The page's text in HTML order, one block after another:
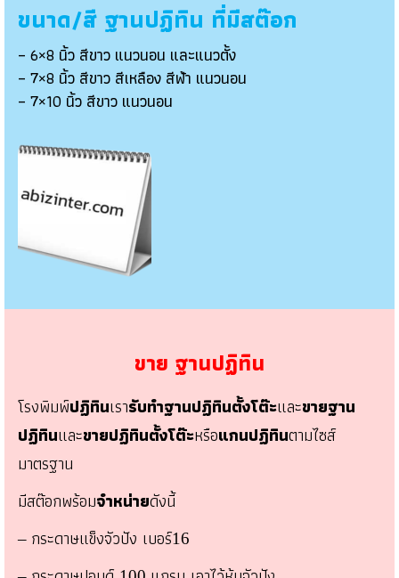
ขนาด/สี ฐานปฏิทิน ที่มีสต๊อก
– 6×8 นิ้ว สีขาว แนวนอน และแนวตั้ง
– 7×8 นิ้ว สีขาว สีเหลือง สีฟ้า แนวนอน
– 7×10 นิ้ว สีขาว แนวนอน
ขาย ฐานปฏิทิน
โรงพิมพ์ปฏิทินเรารับทำฐานปฏิทินตั้งโต๊ะและขายฐาน
ปฏิทินและขายปฏิทินตั้งโต๊ะหรือแกนปฏิทินตามไซส์
มาตรฐาน
มีสต๊อกพร้อมจำหน่ายดังนี้
– กระดาษแข็งจัวปัง เบอร์16